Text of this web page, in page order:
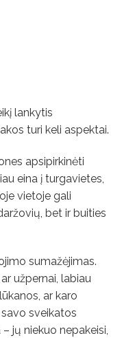
lankytis
turi keli aspektai.
apsipirkinėti
eina į turgavietes,
vietoje gali
bet ir buities
sumažėjimas.
užpernai, labiau
ar karo
sveikatos
jų niekuo nepakeisi,